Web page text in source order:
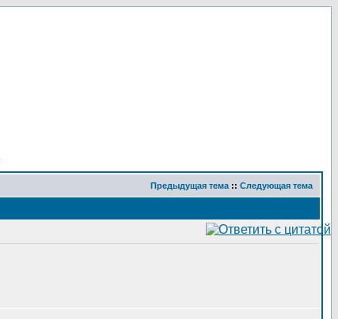
Предыдущая тема :: Следующая тема